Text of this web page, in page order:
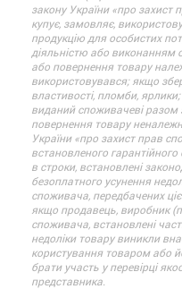
закону України «про захист
купує, замовляє,
продукцію для особистих
діяльністю або виконанням
або повернення товару
використовувався; якщо
властивості, пломби,
виданий споживачеві
повернення товару
України «про захист прав
встановленого
в строки, встановлені
безоплатного усунення
споживача, передбачених
якщо продавець, виробник
споживача, встановлені
недоліки товару виникли
користування товаром або
брати участь у перевірці
представника.